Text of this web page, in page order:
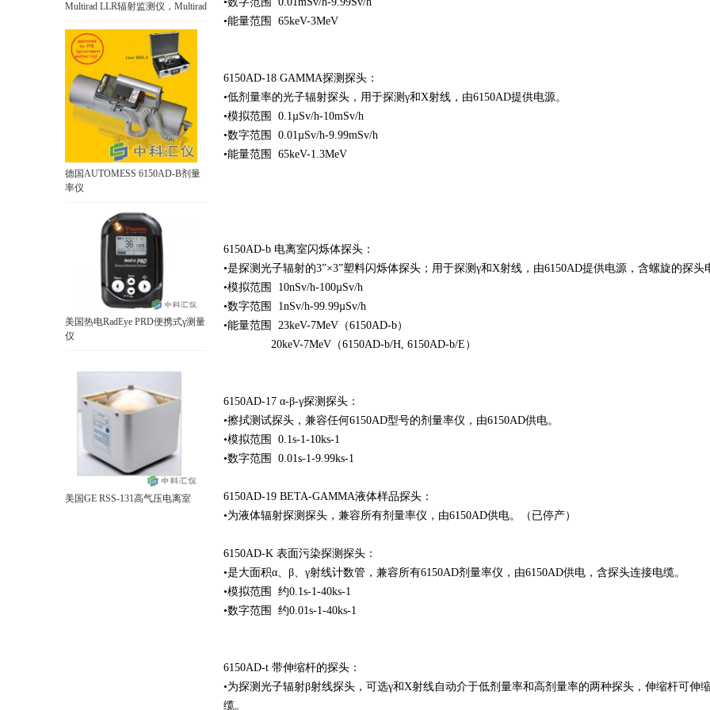
Multirad LLR辐射监测仪，Multirad
德国AUTOMESS 6150AD-B剂量
率仪
美国热电RadEye PRD便携式γ测量
仪
美国GE RSS-131高气压电离室
•能量范围 65keV-3MeV
6150AD-18 GAMMA探测探头：
•低剂量率的光子辐射探头，用于探测γ和X射线，由6150AD提供电源。
•模拟范围 0.1µSv/h-10mSv/h
•数字范围 0.01µSv/h-9.99mSv/h
•能量范围 65keV-1.3MeV
6150AD-b 电离室闪烁体探头：
•是探测光子辐射的3”×3”塑料闪烁体探头；用于探测γ和X射线，由6150AD提供电源，含螺旋的探头
•模拟范围 10nSv/h-100µSv/h
•数字范围 1nSv/h-99.99µSv/h
•能量范围 23keV-7MeV（6150AD-b）
20keV-7MeV（6150AD-b/H, 6150AD-b/E）
6150AD-17 α-β-γ探测探头：
•擦拭测试探头，兼容任何6150AD型号的剂量率仪，由6150AD供电。
•模拟范围 0.1s-1-10ks-1
•数字范围 0.01s-1-9.99ks-1
6150AD-19 BETA-GAMMA液体样品探头：
•为液体辐射探测探头，兼容所有剂量率仪，由6150AD供电。（已停产）
6150AD-K 表面污染探测探头：
•是大面积α、β、γ射线计数管，兼容所有6150AD剂量率仪，由6150AD供电，含探头连接电缆。
•模拟范围 约0.1s-1-40ks-1
•数字范围 约0.01s-1-40ks-1
6150AD-t 带伸缩杆的探头：
•为探测光子辐射β射线探头，可选γ和X射线自动介于低剂量率和高剂量率的两种探头，伸缩杆可伸
缆。